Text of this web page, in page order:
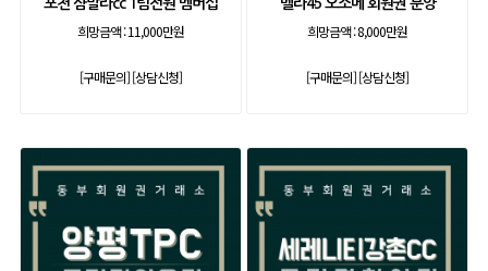
포천 샴발라cc 1팀전원 멤버십
희망금액 :11,000만원
[구매문의][상담신청]
벨라45 오소메 회원권 분양
희망금액 :8,000만원
[구매문의][상담신청]